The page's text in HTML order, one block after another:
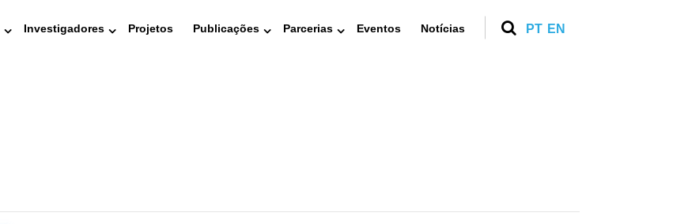
PT EN
Investigadores Projetos Publicações Parcerias Eventos Notícias